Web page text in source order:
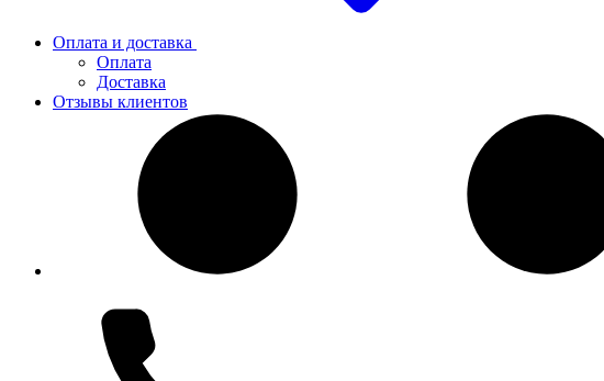
Оплата и доставка
Оплата
Доставка
Отзывы клиентов